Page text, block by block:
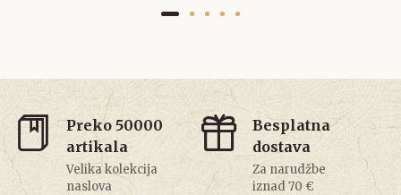
Preko 50000
artikala
Velika kolekcija
naslova
Besplatna
dostava
Za narudžbe
iznad 70 €